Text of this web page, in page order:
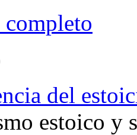
del
estoico y